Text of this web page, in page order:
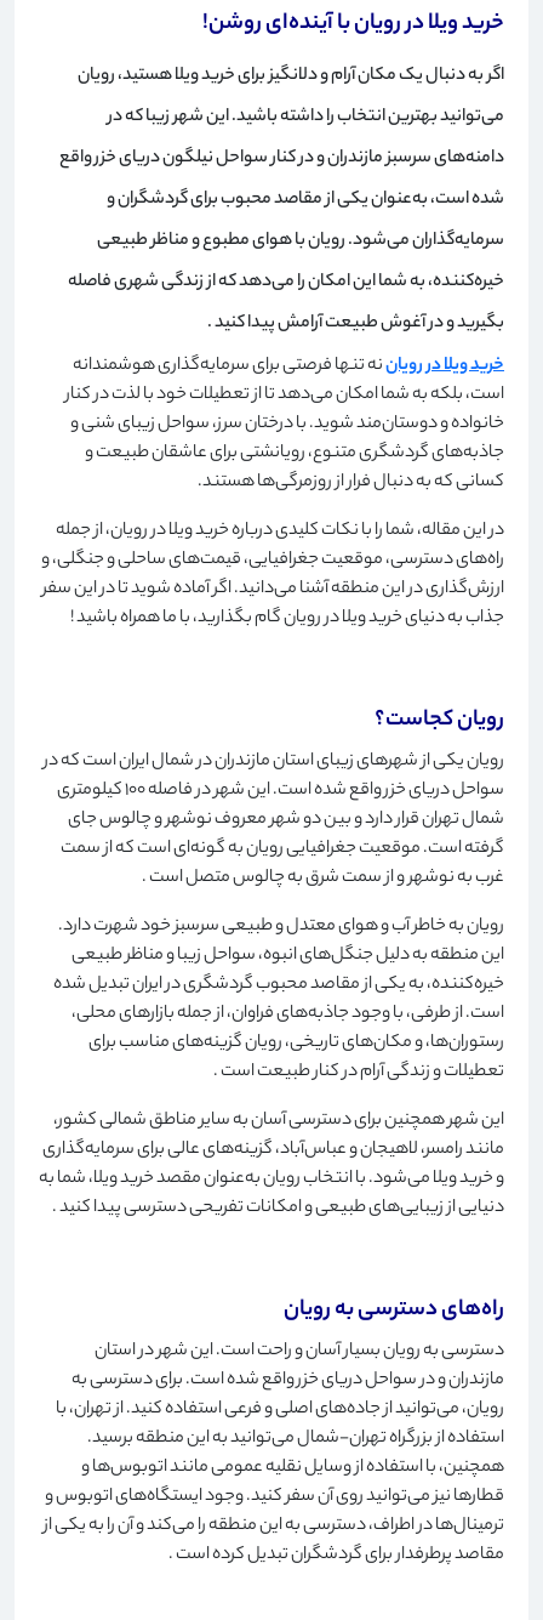
خرید ویلا در رویان با آینده‌ای روشن!
اگر به دنبال یک مکان آرام و دلانگیز برای خرید ویلا هستید، رویان
می‌توانید بهترین انتخاب را داشته باشید. این شهر زیبا که در
دامنه‌های سرسبز مازندران و در کنار سواحل نیلگون دریای خزر واقع
شده است، به‌عنوان یکی از مقاصد محبوب برای گردشگران و
سرمایه‌گذاران می‌شود. رویان با هوای مطبوع و مناظر طبیعی
خیره‌کننده، به شما این امکان را می‌دهد که از زندگی شهری فاصله
بگیرید و در آغوش طبیعت آرامش پیدا کنید.
خرید ویلا در رویاننه تنها فرصتی برای سرمایه‌گذاری هوشمندانه
است، بلکه به شما امکان می‌دهد تا از تعطیلات خود با لذت در کنار
خانواده و دوستان‌مند شوید. با درختان سرز، سواحل زیبای شنی و
جاذبه‌های گردشگری متنوع، رویانشتی برای عاشقان طبیعت و
کسانی که به دنبال فرار از روزمرگی‌ها هستند.
در این مقاله، شما را با نکات کلیدی درباره خرید ویلا در رویان، از جمله
راه‌های دسترسی، موقعیت جغرافیایی، قیمت‌های ساحلی و جنگلی، و
ارزش‌گذاری در این منطقه آشنا می‌دانید. اگر آماده شوید تا در این سفر
جذاب به دنیای خرید ویلا در رویان گام بگذارید، با ما همراه باشید!
رویان کجاست؟
رویان یکی از شهرهای زیبای استان مازندران در شمال ایران است که در
سواحل دریای خزر واقع شده است. این شهر در فاصله 100 کیلومتری
شمال تهران قرار دارد و بین دو شهر معروف نوشهر و چالوس جای
گرفته است. موقعیت جغرافیایی رویان به گونه‌ای است که از سمت
غرب به نوشهر و از سمت شرق به چالوس متصل است.
رویان به خاطر آب و هوای معتدل و طبیعی سرسبز خود شهرت دارد.
این منطقه به دلیل جنگل‌های انبوه، سواحل زیبا و مناظر طبیعی
خیره‌کننده، به یکی از مقاصد محبوب گردشگری در ایران تبدیل شده
است. از طرفی، با وجود جاذبه‌های فراوان، از جمله بازارهای محلی،
رستوران‌ها، و مکان‌های تاریخی، رویان گزینه‌های مناسب برای
تعطیلات و زندگی آرام در کنار طبیعت است.
این شهر همچنین برای دسترسی آسان به سایر مناطق شمالی کشور،
مانند رامسر، لاهیجان و عباس‌آباد، گزینه‌های عالی برای سرمایه‌گذاری
و خرید ویلا می‌شود. با انتخاب رویان به‌عنوان مقصد خرید ویلا، شما به
دنیایی از زیبایی‌های طبیعی و امکانات تفریحی دسترسی پیدا کنید.
راه‌های دسترسی به رویان
دسترسی به رویان بسیار آسان و راحت است. این شهر در استان
مازندران و در سواحل دریای خزر واقع شده است. برای دسترسی به
رویان، می‌توانید از جاده‌های اصلی و فرعی استفاده کنید. از تهران، با
استفاده از بزرگراه تهران-شمال می‌توانید به این منطقه برسید.
همچنین، با استفاده از وسایل نقلیه عمومی مانند اتوبوس‌ها و
قطارها نیز می‌توانید روی آن سفر کنید. وجود ایستگاه‌های اتوبوس و
ترمینال‌ها در اطراف، دسترسی به این منطقه را می‌کند و آن را به یکی از
مقاصد پرطرفدار برای گردشگران تبدیل کرده است.